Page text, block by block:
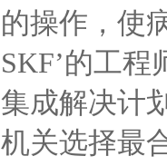
的操作，使
SKF’的工
集成解决计
机关选择最